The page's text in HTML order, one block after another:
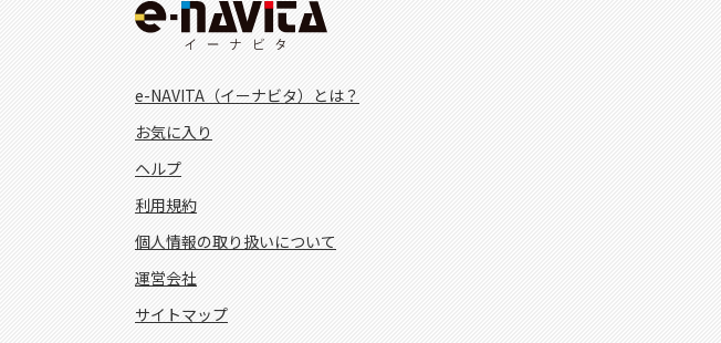
e-NAVITA（イーナビタ）とは？
お気に入り
ヘルプ
利用規約
個人情報の取り扱いについて
運営会社
サイトマップ